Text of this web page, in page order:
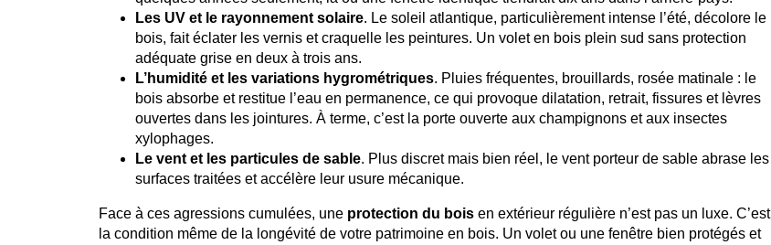
Les UV et le rayonnement solaire. Le soleil atlantique, particulièrement intense l’été, décolore le
bois, fait éclater les vernis et craquelle les peintures. Un volet en bois plein sud sans protection
adéquate grise en deux à trois ans.
L’humidité et les variations hygrométriques. Pluies fréquentes, brouillards, rosée matinale : le
bois absorbe et restitue l’eau en permanence, ce qui provoque dilatation, retrait, fissures et lèvres
ouvertes dans les jointures. À terme, c’est la porte ouverte aux champignons et aux insectes
xylophages.
Le vent et les particules de sable. Plus discret mais bien réel, le vent porteur de sable abrase les
surfaces traitées et accélère leur usure mécanique.
Face à ces agressions cumulées, une protection du boisen extérieur régulière n’est pas un luxe. C’est
la condition même de la longévité de votre patrimoine en bois. Un volet ou une fenêtre bien protégés et